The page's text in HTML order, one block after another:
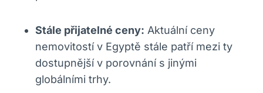
Stále přijatelné ceny: Aktuální ceny
⁢nemovitostí‍ v ‍Egyptě stále ‍patří mezi ty
dostupnější v porovnání s jinými
‌globálními trhy.